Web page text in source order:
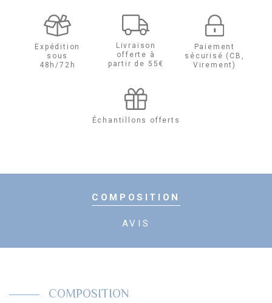
Expédition
sous
48h/72h
Livraison
offerte à
partir de 55€
Paiement
sécurisé (CB,
Virement)
Échantillons offerts
COMPOSITION
AVIS
COMPOSITION